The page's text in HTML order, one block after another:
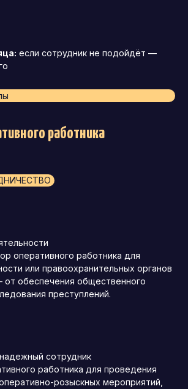
если сотрудник не подойдёт —
работника
оперативного работника для
или правоохранительных органов
обеспечения общественного
преступлений.
сотрудник
работника для проведения
розыскных мероприятий,